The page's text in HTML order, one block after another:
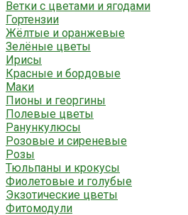
Ветки с цветами и ягодами
Гортензии
Жёлтые и оранжевые
Зелёные цветы
Ирисы
Красные и бордовые
Маки
Пионы и георгины
Полевые цветы
Ранункулюсы
Розовые и сиреневые
Розы
Тюльпаны и крокусы
Фиолетовые и голубые
Экзотические цветы
Фитомодули